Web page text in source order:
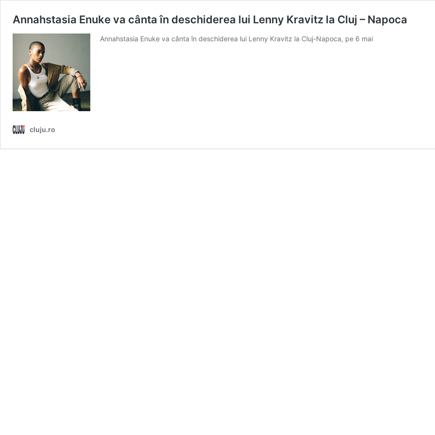
Annahstasia Enuke va cânta în deschiderea lui Lenny Kravitz la Cluj – Napoca
Annahstasia Enuke va cânta în deschiderea lui Lenny Kravitz la Cluj-Napoca, pe 6 mai
cluju.ro